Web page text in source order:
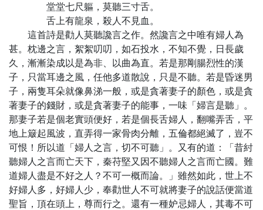
堂堂七尺軀，莫聽三寸舌。
舌上有龍泉，殺人不見血。
這首詩是勸人莫聽讒言之作。然讒言之中唯有婦人為
甚。枕邊之言，絮絮叨叨，如石投水，不知不覺，日長歲
久，漸漸染成以是為非、以曲為直。若是那剛腸烈性的漢
子，只當耳邊之風，任他多道散說，只是不聽。若是昏迷男
子，兩隻耳朵就像鼻涕一般，或是貪著妻子的顏色，或是貪
著妻子的錢財，或是貪著妻子的能事，一味「婦言是聽」。
那妻子若是個老實頭便好，若是個長舌婦人，翻嘴弄舌，平
地上簸起風波，直弄得一家骨肉分離，五倫都絕滅了，豈不
可恨！所以道「婦人之言，切不可聽」。又有的道：「昔紂
聽婦人之言而亡天下，秦苻堅又因不聽婦人之言而亡國。難
道婦人盡是不好之人？不可一概而論。」雖然如此，世上不
好婦人多，好婦人少，奉勸世人不可就將妻子的說話便當道
聖旨，頂在頭上，尊而行之。還有一種妒忌婦人，其毒不可